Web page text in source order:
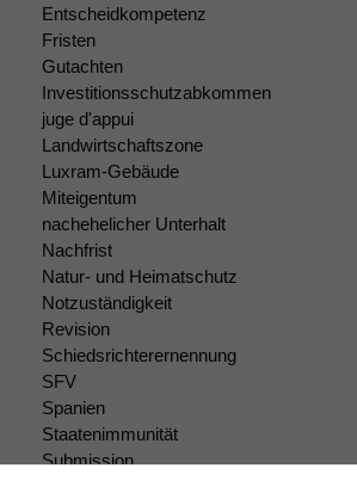
Entscheidkompetenz
Fristen
Gutachten
Investitionsschutzabkommen
juge d'appui
Landwirtschaftszone
Luxram-Gebäude
Miteigentum
nachehelicher Unterhalt
Nachfrist
Natur- und Heimatschutz
Notzuständigkeit
Revision
Schiedsrichterernennung
SFV
Spanien
Staatenimmunität
Submission